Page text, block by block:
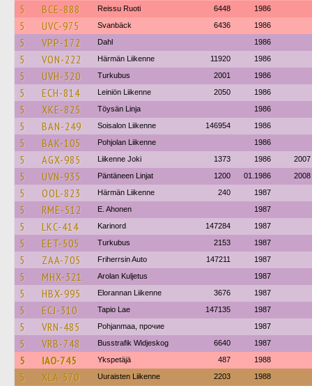
5 BCE-888 Reissu Ruoti 6448 1986
5 UVC-975 Svanbäck 6436 1986
5 VPP-172 Dahl 1986
5 VON-222 Härmän Liikenne 11920 1986
5 UVH-320 Turkubus 2001 1986
5 ECH-814 Leiniön Liikenne 2050 1986
5 XKE-825 Töysän Linja 1986
5 BAN-249 Soisalon Liikenne 146954 1986
5 BAK-105 Pohjolan Liikenne 1986
5 AGX-985 Liikenne Joki 1373 1986 2007
5 UVN-935 Päntäneen Linjat 1200 01.1986 2008
5 OOL-823 Härmän Liikenne 240 1987
5 RME-512 E. Ahonen 1987
5 LKC-414 Karinord 147284 1987
5 EET-505 Turkubus 2153 1987
5 ZAA-705 Friherrsin Auto 147211 1987
5 MHX-321 Arolan Kuljetus 1987
5 HBX-995 Elorannan Liikenne 3676 1987
5 ECJ-310 Tapio Lae 147135 1987
5 VRN-485 Pohjanmaa, прочие 1987
5 VRB-748 Busstrafik Widjeskog 6640 1987
5 IAO-745 Ykspetäjä 487 1988
5 XLA-570 Uuraisten Liikenne 2203 1988